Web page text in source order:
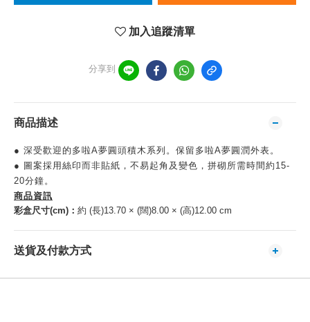
加入追蹤清單
分享到
商品描述
● 深受歡迎的多啦A夢圓頭積木系列。保留多啦A夢圓潤外表。
● 圖案採用絲印而非貼紙，不易起角及變色，拼砌所需時間約15-
20分鐘。
商品資訊
彩盒尺寸(cm)： 約 (長)13.70 × (闊)8.00 × (高)12.00 cm
送貨及付款方式